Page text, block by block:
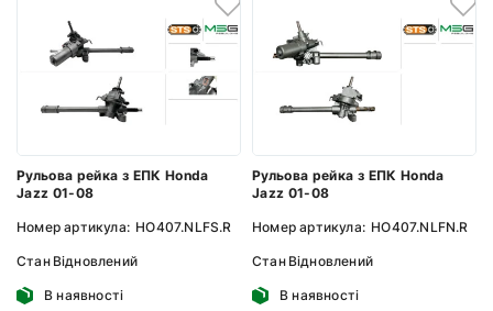
Рульова рейка з ЕПК Honda
Jazz 01-08
Номер артикула: HO407.NLFS.R
Стан Відновлений
В наявності
Рульова рейка з ЕПК Honda
Jazz 01-08
Номер артикула: HO407.NLFN.R
Стан Відновлений
В наявності